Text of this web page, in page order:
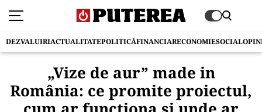
DEZVALUIRIACTUALITATEPOLITICĂFINANCIARECONOMIESOCIAL
„Vize de aur” made in
România: ce promite proiectul,